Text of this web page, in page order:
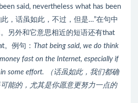
said, nevertheless what has been
，话虽如此，不过，但是…”在句中
另外和它意思相近的短语还有that
。例句： That being said, we do think
fast on the Internet, especially if
some effort. （话虽如此，我们都确
能的，尤其是你愿意更努力一点的